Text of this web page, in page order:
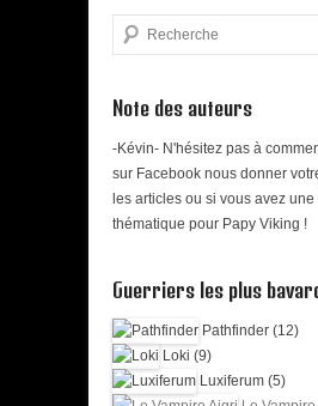
Search
Note des auteurs
-Kévin- N'hésitez pas à
sur Facebook nous donner
les articles ou si vous avez
thématique pour Papy Viking !
Guerriers les plus
Pathfinder (12)
Loki (9)
Luxiferum (5)